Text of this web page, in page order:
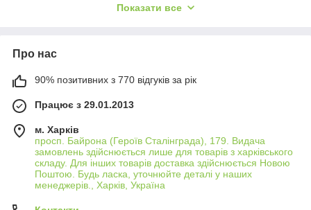
так і сумісні блоки живлення, які ідеально підходять до
використанням високоякісних матеріалів і технологій,
Конкурентні ціни: Ми пропонуємо доступні ціни на
знайти оптимальний варіант без переплат.
Поради щодо вибору блоку живлення для LG:
Перевірте сумісність: Упевніться, що обраний блок
живлення сумісний з моделлю вашого ноутбука LG,
звернувши увагу на тип роз'єму та вихідні параметри.
Вибір потужності:Важливо обрати блок живлення з
відповідною потужністю, щоб забезпечити ефективне
Показати все
Про нас
90% позитивних з 770 відгуків за рік
Працює з 29.01.2013
м. Харків
просп. Байрона (Героїв Сталінграда), 179. Видача
замовлень здійснюється лише для товарів з харківського
складу. Для інших товарів доставка здійснюється Новою
Поштою. Будь ласка, уточнюйте деталі у наших
менеджерів., Харків, Україна